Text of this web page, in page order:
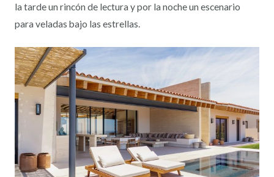
la tarde un rincón de lectura y por la noche un escenario
para veladas bajo las estrellas.